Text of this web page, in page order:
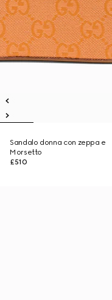
Sandalo donna con zeppa e
Morsetto
£510